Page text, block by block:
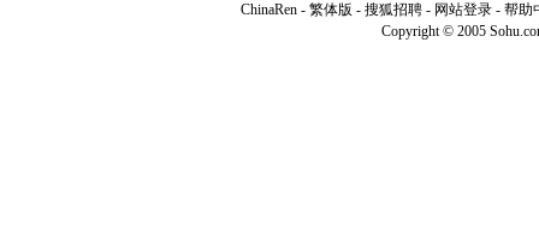
ChinaRen - 繁体版 - 搜狐招聘 - 网站登录 - 帮助
Copyright © 2005